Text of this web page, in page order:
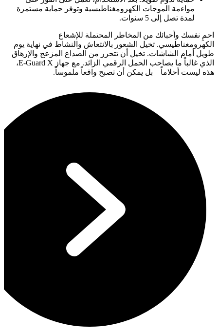
مواءمة الموجات الكهرومغناطيسية وتوفر حماية مستمرة
لمدة تصل إلى 5 سنوات.
احمِ نفسك وأحبائك من المخاطر المحتملة للإشعاع
الكهرومغناطيسي. تخيل الشعور بالانتعاش والنشاط في نهاية يوم
طويل أمام الشاشات. تخيل أن تتحرر من الصداع المزعج والإرهاق
الذي غالباً ما يصاحب الحمل الرقمي الزائد. مع جهاز E-Guard X،
هذه ليست أحلاماً – بل يمكن أن تصبح واقعاً ملموساً.